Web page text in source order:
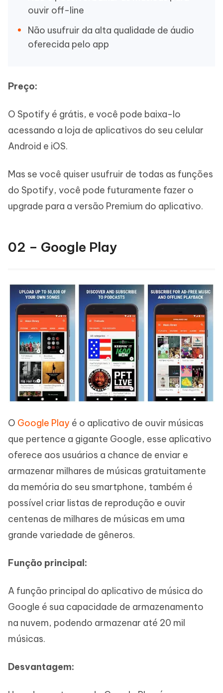
ouvir off-line
Não usufruir da alta qualidade de áudio
oferecida pelo app
Preço:
O Spotify é grátis, e você pode baixa-lo
acessando a loja de aplicativos do seu celular
Android e iOS.
Mas se você quiser usufruir de todas as funções
do Spotify, você pode futuramente fazer o
upgrade para a versão Premium do aplicativo.
02 – Google Play
O Google Play é o aplicativo de ouvir músicas
que pertence a gigante Google, esse aplicativo
oferece aos usuários a chance de enviar e
armazenar milhares de músicas gratuitamente
da memória do seu smartphone, também é
possível criar listas de reprodução e ouvir
centenas de milhares de músicas em uma
grande variedade de gêneros.
Função principal:
A função principal do aplicativo de música do
Google é sua capacidade de armazenamento
na nuvem, podendo armazenar até 20 mil
músicas.
Desvantagem: